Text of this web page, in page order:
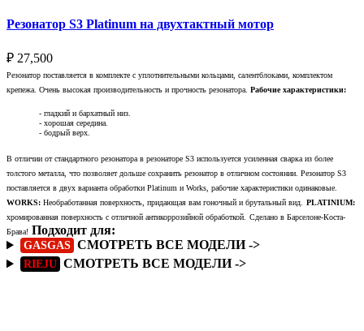
Резонатор S3 Platinum на двухтактный мотор
₽ 27,500
Резонатор поставляется в комплекте с уплотнительными кольцами, салентблоками, комплектом
крепежа. Очень высокая производительность и прочность резонатора. Рабочие характеристики:
- гладкий и бархатный низ.
- хорошая середина.
- бодрый верх.
В отличии от стандартного резонатора в резонаторе S3 используется усиленная сварка из более
толстого металла, что позволяет дольше сохранить резонатор в отличном состоянии. Резонатор S3
поставляется в двух варианта обработки Platinum и Works, рабочие характеристики одинаковые.
WORKS: Необработанная поверхность, придающая вам гоночный и брутальный вид. PLATINIUM:
хромированная поверхность с отличной антикоррозийной обработкой. Сделано в Барселоне-Коста-
Брава! Подходит для:
GASGAS СМОТРЕТЬ ВСЕ МОДЕЛИ ->
RIEJU СМОТРЕТЬ ВСЕ МОДЕЛИ ->